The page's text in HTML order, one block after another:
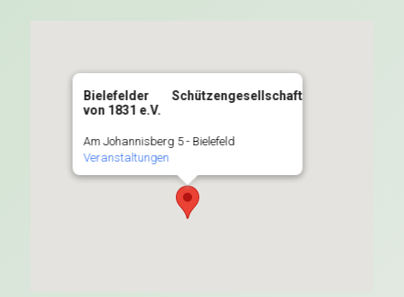
Bielefelder Schützengesellschaft
von 1831 e.V.
Am Johannisberg 5 - Bielefeld
Veranstaltungen